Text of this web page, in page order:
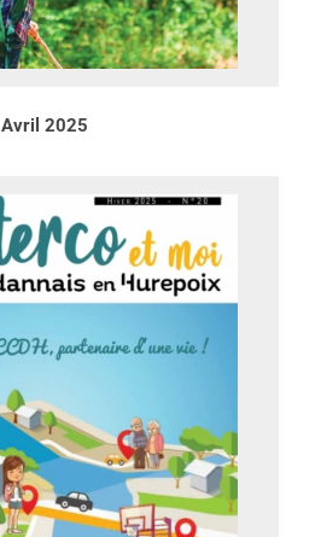
Avril 2025